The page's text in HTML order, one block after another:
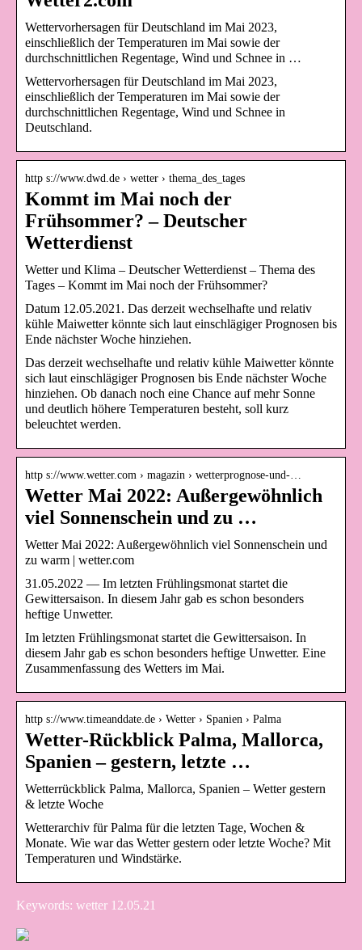
Wettervorhersagen für Deutschland im Mai 2023,
einschließlich der Temperaturen im Mai sowie der
durchschnittlichen Regentage, Wind und Schnee in …
Wettervorhersagen für Deutschland im Mai 2023,
einschließlich der Temperaturen im Mai sowie der
durchschnittlichen Regentage, Wind und Schnee in
Deutschland.
http s://www.dwd.de › wetter › thema_des_tages
Kommt im Mai noch der
Frühsommer? – Deutscher
Wetterdienst
Wetter und Klima – Deutscher Wetterdienst – Thema des
Tages – Kommt im Mai noch der Frühsommer?
Datum 12.05.2021. Das derzeit wechselhafte und relativ
kühle Maiwetter könnte sich laut einschlägiger Prognosen bis
Ende nächster Woche hinziehen.
Das derzeit wechselhafte und relativ kühle Maiwetter könnte
sich laut einschlägiger Prognosen bis Ende nächster Woche
hinziehen. Ob danach noch eine Chance auf mehr Sonne
und deutlich höhere Temperaturen besteht, soll kurz
beleuchtet werden.
http s://www.wetter.com › magazin › wetterprognose-und-…
Wetter Mai 2022: Außergewöhnlich
viel Sonnenschein und zu …
Wetter Mai 2022: Außergewöhnlich viel Sonnenschein und
zu warm | wetter.com
31.05.2022 — Im letzten Frühlingsmonat startet die
Gewittersaison. In diesem Jahr gab es schon besonders
heftige Unwetter.
Im letzten Frühlingsmonat startet die Gewittersaison. In
diesem Jahr gab es schon besonders heftige Unwetter. Eine
Zusammenfassung des Wetters im Mai.
http s://www.timeanddate.de › Wetter › Spanien › Palma
Wetter-Rückblick Palma, Mallorca,
Spanien – gestern, letzte …
Wetterrückblick Palma, Mallorca, Spanien – Wetter gestern
& letzte Woche
Wetterarchiv für Palma für die letzten Tage, Wochen &
Monate. Wie war das Wetter gestern oder letzte Woche? Mit
Temperaturen und Windstärke.
Keywords: wetter 12.05.21